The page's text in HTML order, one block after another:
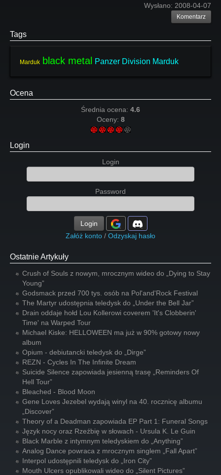
Wysłano: 2008-04-07
Komentarz
Tags
Marduk black metal Panzer Division Marduk
Ocena
Średnia ocena: 4.6
Oceny: 8
Login
Login
Password
Login
Załóż konto / Odzyskaj hasło
Ostatnie Artykuły
Crush of Souls z nowym, mrocznym wideo do „Dying to Stay
Young”
Godsmack przed 700 tys. osób na Pol'and'Rock Festival
The Martyr udostępnia teledysk do „Under the Bell Jar”
Drain oddaje hołd Lou Kollerowi coverem 'It's Clobberin'
Time' na Warped Tour
Michael Kiske: HELLOWEEN ma już w 90% gotowy nowy
album
Opium - debiutancki teledysk do „Dirge”
REZN - Cycles In The Infinite Dream
Suicide Silence zapowiada jesienną trasę „Reminders Of
Hell Tour”
Bleached - Blood Moon
Gene Loves Jezebel wydają winyl na 40. rocznicę albumu
„Discover”
Theory of a Deadman zapowiada EP Part 1: Funeral Songs
Język nocy oraz Rzeźbię w słowach - Ursula K. Le Guin
Black Marble z intymnym teledyskiem do „Anything”
Analog Dance powraca z mrocznym singlem „Fall Apart”
Interpol udostępnili teledysk do „Iron City”
Mouth Ulcers opublikowali wideo do „Silent Pictures”